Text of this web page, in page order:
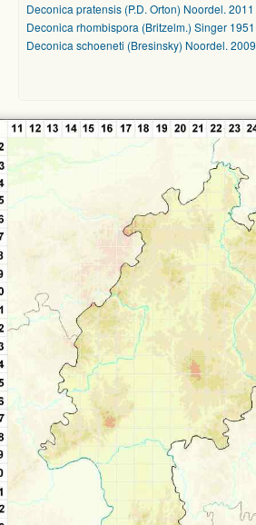
Deconica pratensis (P.D. Orton) Noordel. 2011
Deconica rhombispora (Britzelm.) Singer 1951
Deconica schoeneti (Bresinsky) Noordel. 2009